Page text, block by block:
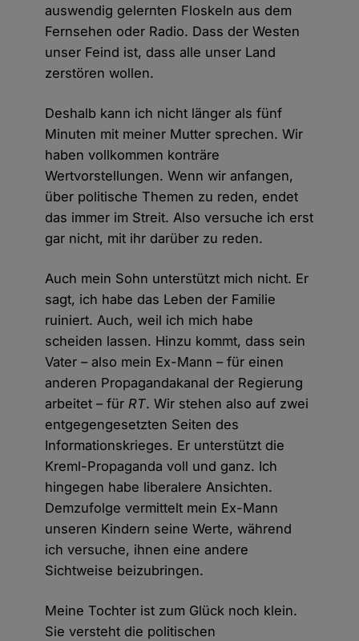
auswendig gelernten Floskeln aus dem
Fernsehen oder Radio. Dass der Westen
unser Feind ist, dass alle unser Land
zerstören wollen.
Deshalb kann ich nicht länger als fünf
Minuten mit meiner Mutter sprechen. Wir
haben vollkommen konträre
Wertvorstellungen. Wenn wir anfangen,
über politische Themen zu reden, endet
das immer im Streit. Also versuche ich erst
gar nicht, mit ihr darüber zu reden.
Auch mein Sohn unterstützt mich nicht. Er
sagt, ich habe das Leben der Familie
ruiniert. Auch, weil ich mich habe
scheiden lassen. Hinzu kommt, dass sein
Vater – also mein Ex-Mann – für einen
anderen Propagandakanal der Regierung
arbeitet – fürRT. Wir stehen also auf zwei
entgegengesetzten Seiten des
Informationskrieges. Er unterstützt die
Kreml-Propaganda voll und ganz. Ich
hingegen habe liberalere Ansichten.
Demzufolge vermittelt mein Ex-Mann
unseren Kindern seine Werte, während
ich versuche, ihnen eine andere
Sichtweise beizubringen.
Meine Tochter ist zum Glück noch klein.
Sie versteht die politischen